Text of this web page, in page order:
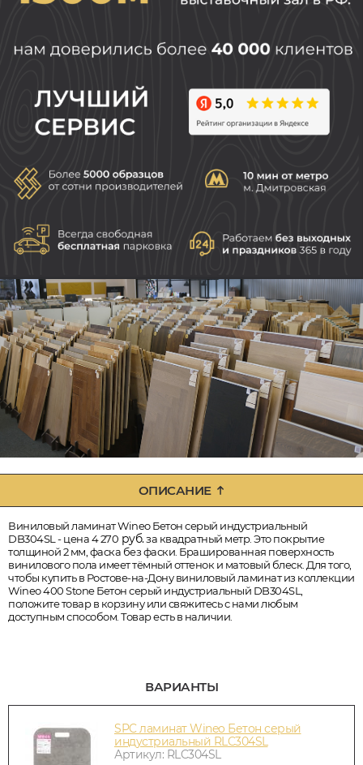
ОПИСАНИЕ
Виниловый ламинат Wineo Бетон серый индустриальный
DB304SL - цена 4 270 руб.за квадратный метр. Это покрытие
толщиной 2 мм, фаска без фаски. Брашированная поверхность
винилового пола имеет тёмный оттенок и матовый блеск. Для того,
чтобы купить в Ростове-на-Дону виниловый ламинат из коллекции
Wineo 400 Stone Бетон серый индустриальный DB304SL,
положите товар в корзину или свяжитесь с нами любым
доступным способом. Товар есть в наличии.
ВАРИАНТЫ
SPC ламинат Wineo Бетон серый
индустриальный RLC304SL
Артикул: RLC304SL